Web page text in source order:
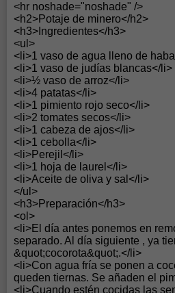
<hr noshade="noshade" />
<h2>Potaje de minero</h2>
<h3>Ingredientes</h3>
<ul>
<li>1 vaso de agua lleno de
<li>1 vaso de judías blancas</li>
<li>½ vaso de arroz</li>
<li>4 patatas</li>
<li>1 pimiento rojo seco</li>
<li>2 tomates secos</li>
<li>1 cabeza de ajos</li>
<li>1 cebolla</li>
<li>Perejil</li>
<li>1 hoja de laurel</li>
<li>Aceite de oliva y sal</li>
</ul>
<h3>Preparación</h3>
<ol>
<li>El día antes ponemos en
separado. Al día siguiente , ya
&quot;cocorota&quot;.</li>
<li>Con agua fría se ponen a
queden tiernas. Se añaden el
<li>Cuando estén cocidas las